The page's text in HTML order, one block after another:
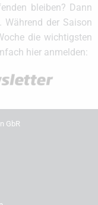
bleiben? Dann
der Saison
die wichtigsten
hier anmelden:
GbR